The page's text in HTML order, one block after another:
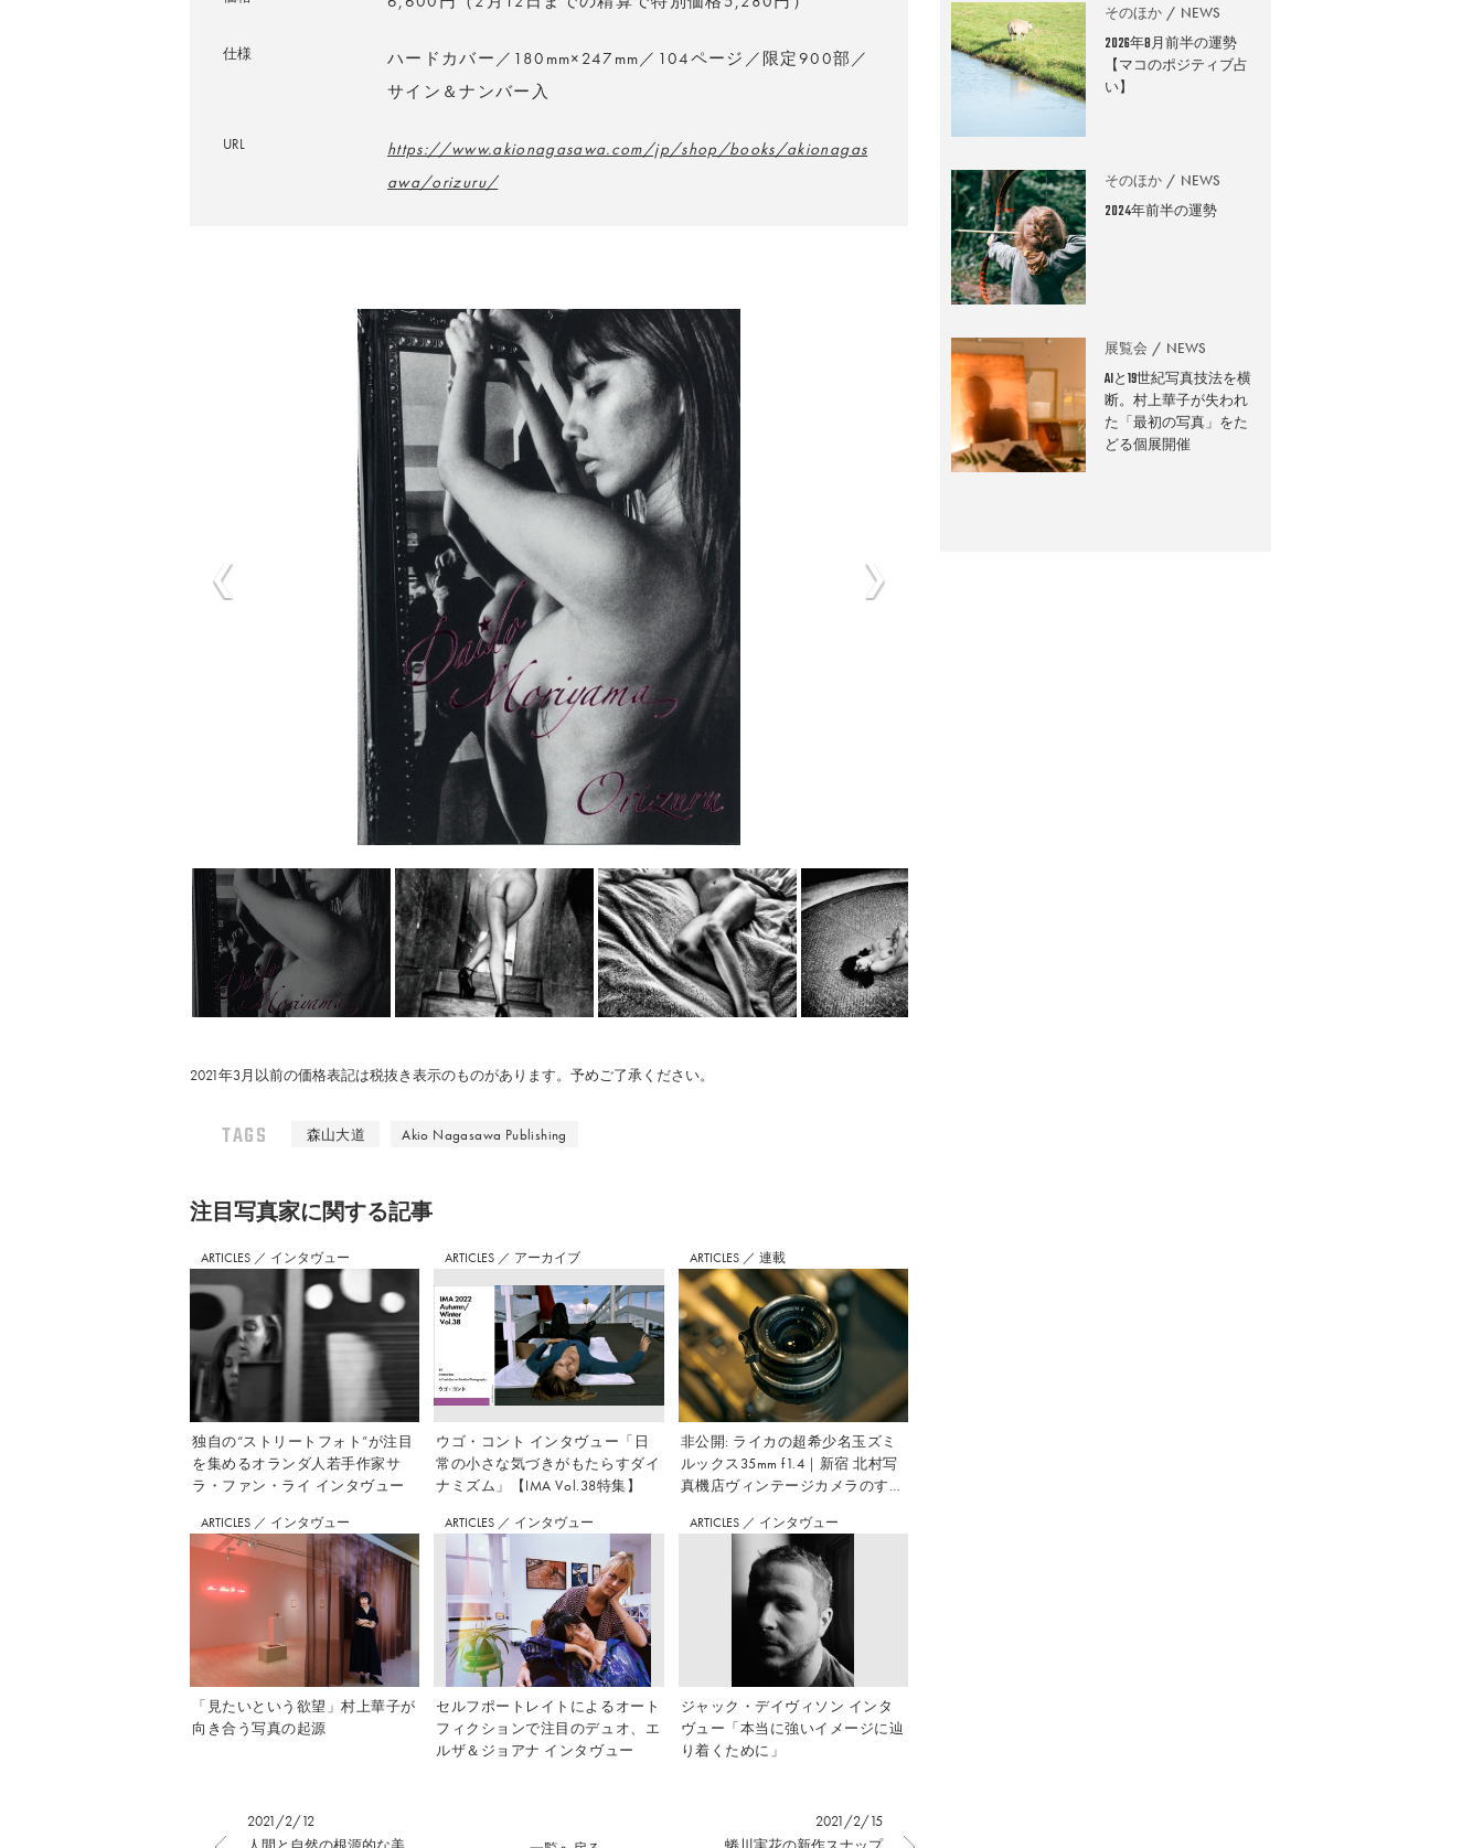
仕様
ハードカバー／180mm×247mm／104ページ／限定900部／
サイン＆ナンバー入
URL
https://www.akionagasawa.com/jp/shop/books/akionagas
awa/orizuru/
2021年3月以前の価格表記は税抜き表示のものがあります。予めご了承ください。
TAGS 森山大道 Akio Nagasawa Publishing
注⽬写真家に関する記事
ARTICLES ／ インタヴュー
独自の“ストリートフォト”が注目
を集めるオランダ人若手作家サ
ラ・ファン・ライ インタヴュー
ARTICLES ／ アーカイブ
ウゴ・コント インタヴュー「日
常の小さな気づきがもたらすダイ
ナミズム」【IMA Vol.38特集】
ARTICLES ／ 連載
非公開: ライカの超希少名玉ズミ
ルックス35mm f1.4｜新宿 北村写
真機店ヴィンテージカメラのすす
ARTICLES ／ インタヴュー
「見たいという欲望」村上華子が
向き合う写真の起源
ARTICLES ／ インタヴュー
セルフポートレイトによるオート
フィクションで注目のデュオ、エ
ルザ＆ジョアナ インタヴュー
ARTICLES ／ インタヴュー
ジャック・デイヴィソン インタ
ヴュー「本当に強いイメージに辿
り着くために」
2021/2/12
2021/2/15
そのほか NEWS
2026年8月前半の運勢
【マコのポジティブ占
い】
そのほか NEWS
2024年前半の運勢
展覧会 NEWS
AIと19世紀写真技法を横
断。村上華子が失われ
た「最初の写真」をた
どる個展開催